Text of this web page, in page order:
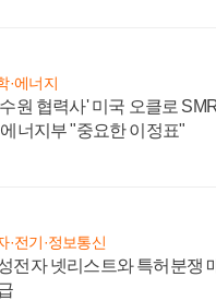
·에너지
원 협력사' 미국 오클로
너지부 "중요한 이정표"
·전기·정보통신
전자 넷리스트와 특허분쟁